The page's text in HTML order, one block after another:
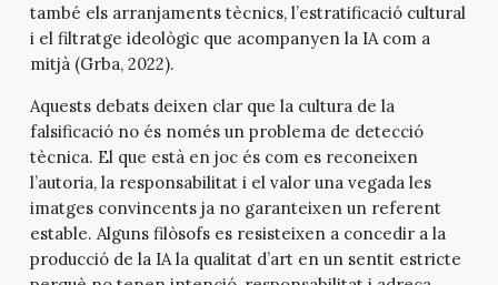
també els arranjaments tècnics, l’estratificació cultural
i el filtratge ideològic que acompanyen la IA com a
mitjà (Grba, 2022).
Aquests debats deixen clar que la cultura de la
falsificació no és només un problema de detecció
tècnica. El que està en joc és com es reconeixen
l’autoria, la responsabilitat i el valor una vegada les
imatges convincents ja no garanteixen un referent
estable. Alguns filòsofs es resisteixen a concedir a la
producció de la IA la qualitat d’art en un sentit estricte